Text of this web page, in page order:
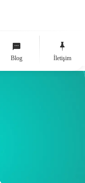
Blog İletişim